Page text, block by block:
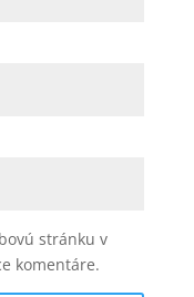
stránku v
komentáre.